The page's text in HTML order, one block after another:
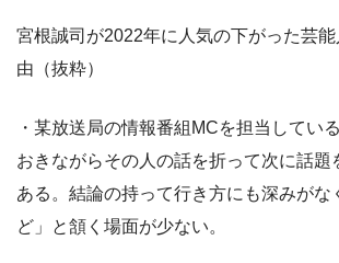
宮根誠司が2022年に人気の下がった芸
由（抜粋）
・某放送局の情報番組MCを担当してい
おきながらその人の話を折って次に話題
ある。結論の持って行き方にも深みがな
ど」と頷く場面が少ない。